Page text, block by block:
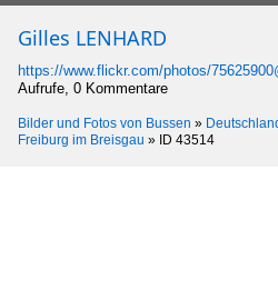
Gilles LENHARD
https://www.flickr.com/photos/
Aufrufe, 0 Kommentare
Bilder und Fotos von Bussen »
Freiburg im Breisgau » ID 43514